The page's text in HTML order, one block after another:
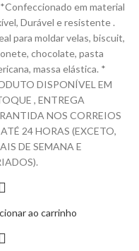
em material
Durável e resistente .
para moldar velas, biscuit,
chocolate, pasta
massa elástica. *
DISPONÍVEL EM
, ENTREGA
NOS CORREIOS
24 HORAS (EXCETO,
DE SEMANA E
ao carrinho